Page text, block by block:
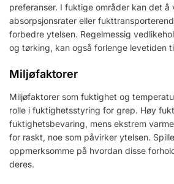
preferanser. I fuktige områder kan det å
absorpsjonsrater eller
forbedre ytelsen. Regelmessig
og tørking, kan også forlenge levetiden
Miljøfaktorer
Miljøfaktorer som fuktighet og
rolle i fuktighetsstyring for grep. Høy
fuktighetsbevaring, mens ekstrem
for raskt, noe som påvirker ytelsen.
oppmerksomme på hvordan disse
deres.